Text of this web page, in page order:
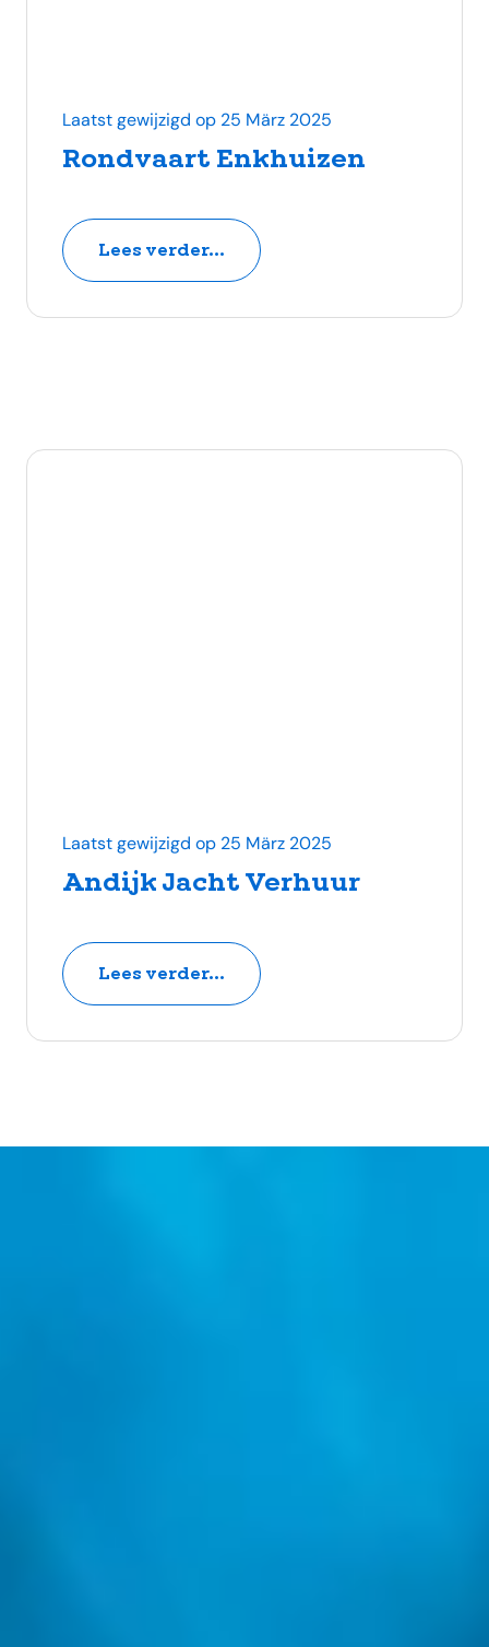
Rondvaart Enkhuizen
Laatst gewijzigd op 25 März 2025
Lees verder...
Andijk Jacht Verhuur
Laatst gewijzigd op 25 März 2025
Lees verder...